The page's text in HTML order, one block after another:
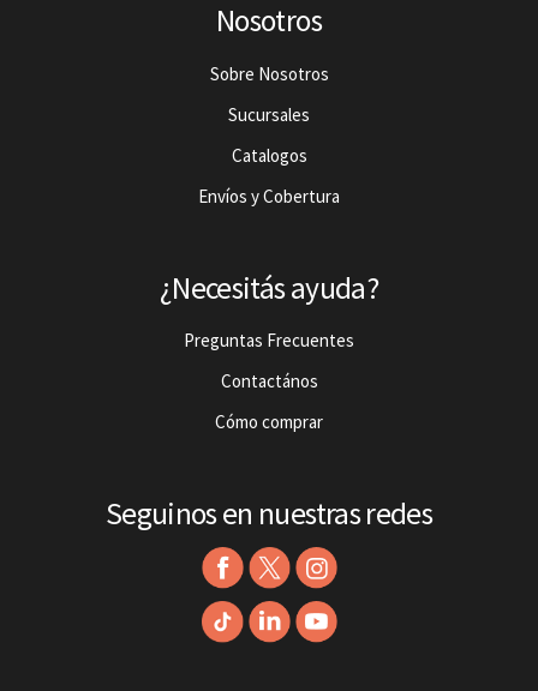
Nosotros
Sobre Nosotros
Sucursales
Catalogos
Envíos y Cobertura
¿Necesitás ayuda?
Preguntas Frecuentes
Contactános
Cómo comprar
Seguinos en nuestras redes